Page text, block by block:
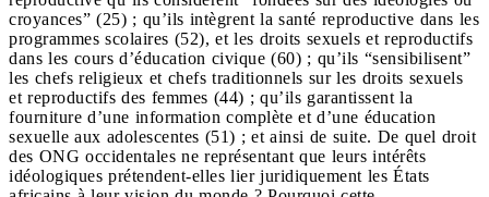
croyances” (25) ; qu’ils intègrent la santé reproductive dans les
programmes scolaires (52), et les droits sexuels et reproductifs
dans les cours d’éducation civique (60) ; qu’ils “sensibilisent”
les chefs religieux et chefs traditionnels sur les droits sexuels
et reproductifs des femmes (44) ; qu’ils garantissent la
fourniture d’une information complète et d’une éducation
sexuelle aux adolescentes (51) ; et ainsi de suite. De quel droit
des ONG occidentales ne représentant que leurs intérêts
idéologiques prétendent-elles lier juridiquement les États